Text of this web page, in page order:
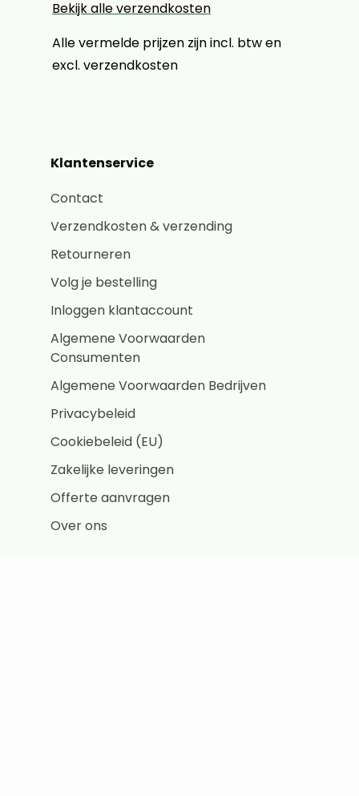
Bekijk alle verzendkosten
Alle vermelde prijzen zijn incl. btw en
excl. verzendkosten
Klantenservice
Contact
Verzendkosten & verzending
Retourneren
Volg je bestelling
Inloggen klantaccount
Algemene Voorwaarden
Consumenten
Algemene Voorwaarden Bedrijven
Privacybeleid
Cookiebeleid (EU)
Zakelijke leveringen
Offerte aanvragen
Over ons